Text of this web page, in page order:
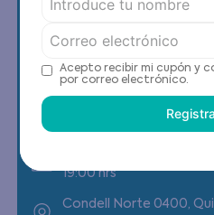
Contáctanos
(22) 6178818 - Compras
19:00 hrs
Condell Norte 0400,
Acepto recibir mi cupón y
por correo electrónico.